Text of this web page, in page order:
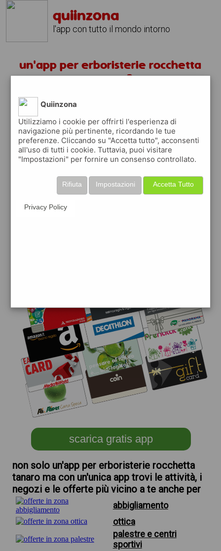
quiinzona
l'app con tutto il mondo intorno
un'app per erboristerie rocchetta
tanaro ?
scarica gratis app
quiinzona è una app
gratuita
che ti aiuta se cerchi 'un'app per
premia ogni volta che la usi
raccogli punti da convertire inbuoni sconto
scarica gratis app
non solo un'app per erboristerie rocchetta
tanaro ma con un'unica app trovi le attività, i
negozi e le offerte più vicino a te anche per
abbigliamento
ottica
palestre e centri
sportivi
Quiinzona
Utilizziamo i cookie per offrirti l'esperienza di
navigazione più pertinente, ricordando le tue
preferenze. Cliccando su "Accetta tutto", acconsenti
all'uso di tutti i cookie. Tuttavia, puoi visitare
"Impostazioni" per fornire un consenso controllato.
Accetta Tutto
Impostazioni
Rifiuta
Privacy Policy